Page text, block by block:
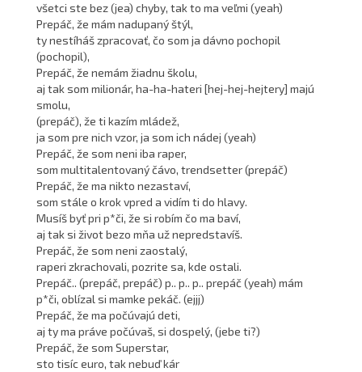
všetci ste bez (jea) chyby, tak to ma veľmi (yeah)
Prepáč, že mám nadupaný štýl,
ty nestíháš zpracovať, čo som ja dávno pochopil
(pochopil),
Prepáč, že nemám žiadnu školu,
aj tak som milionár, ha-ha-hateri [hej-hej-hejtery] majú
smolu,
(prepáč), že ti kazím mládež,
ja som pre nich vzor, ja som ich nádej (yeah)
Prepáč, že som neni iba raper,
som multitalentovaný čávo, trendsetter (prepáč)
Prepáč, že ma nikto nezastaví,
som stále o krok vpred a vidím ti do hlavy.
Musíš byť pri p*či, že si robím čo ma baví,
aj tak si život bezo mňa už nepredstavíš.
Prepáč, že som neni zaostalý,
raperi zkrachovali, pozrite sa, kde ostali.
Prepáč.. (prepáč, prepáč) p.. p.. p.. prepáč (yeah) mám
p*či, oblízal si mamke pekáč. (ejjj)
Prepáč, že ma počúvajú deti,
aj ty ma práve počúvaš, si dospelý, (jebe ti?)
Prepáč, že som Superstar,
sto tisíc euro, tak nebuď kár